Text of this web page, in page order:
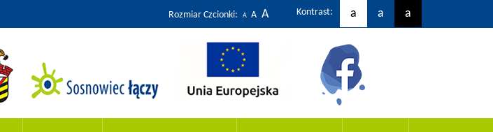
Rozmiar Czcionki: A A A Kontrast: a a a